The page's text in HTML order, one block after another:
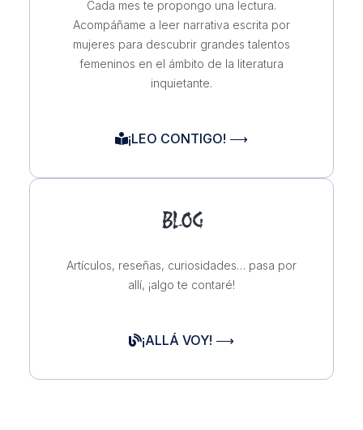
Cada mes te propongo una lectura.
Acompáñame a leer narrativa escrita por
mujeres para descubrir grandes talentos
femeninos en el ámbito de la literatura
inquietante.
¡LEO CONTIGO! ⟶
BLOG
Artículos, reseñas, curiosidades… pasa por
allí, ¡algo te contaré!
¡ALLÁ VOY! ⟶